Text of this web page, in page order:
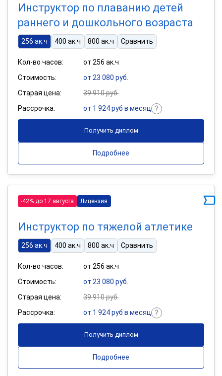
Инструктор по плаванию детей
раннего и дошкольного возраста
256 ак.ч 400 ак.ч 800 ак.ч Сравнить
Кол-во часов:
от 256 ак.ч
Стоимость:
от 23 080 руб.
Старая цена:
39 910 руб.
Рассрочка:
от 1 924 руб в месяц
Получить диплом
Подробнее
-42% до 17 августа Лицензия
Инструктор по тяжелой атлетике
256 ак.ч 400 ак.ч 800 ак.ч Сравнить
Кол-во часов:
от 256 ак.ч
Стоимость:
от 23 080 руб.
Старая цена:
39 910 руб.
Рассрочка:
от 1 924 руб в месяц
Получить диплом
Подробнее